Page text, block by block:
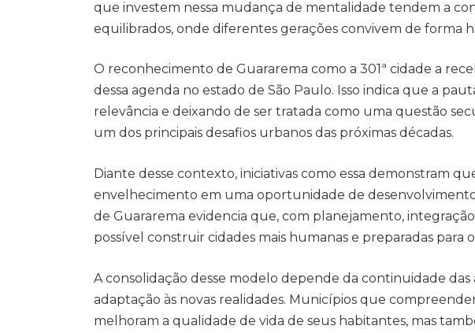
que investem nessa mudança de mentalidade tendem a
equilibrados, onde diferentes gerações convivem de forma
O reconhecimento de Guararema como a 301ª cidade a
dessa agenda no estado de São Paulo. Isso indica que a
relevância e deixando de ser tratada como uma questão
um dos principais desafios urbanos das próximas décadas.
Diante desse contexto, iniciativas como essa demonstram
envelhecimento em uma oportunidade de
de Guararema evidencia que, com planejamento,
possível construir cidades mais humanas e preparadas para
A consolidação desse modelo depende da continuidade das
adaptação às novas realidades. Municípios que
melhoram a qualidade de vida de seus habitantes, mas